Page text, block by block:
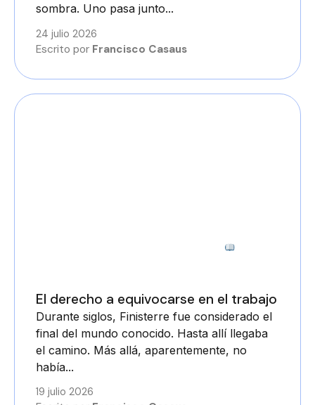
sombra. Uno pasa junto...
24 julio 2026
Escrito por Francisco Casaus
El derecho a equivocarse en el trabajo
Durante siglos, Finisterre fue considerado el
final del mundo conocido. Hasta allí llegaba
el camino. Más allá, aparentemente, no
había...
19 julio 2026